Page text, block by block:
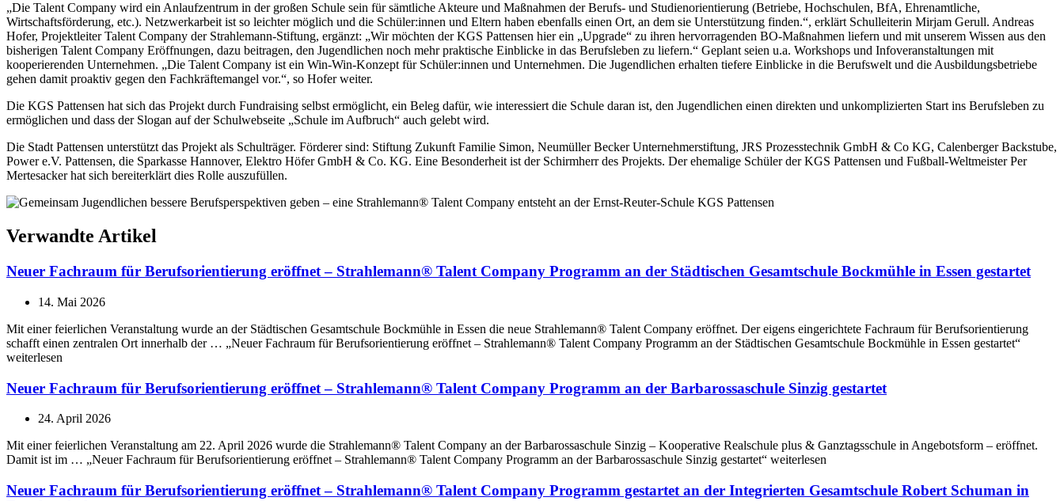
„Die Talent Company wird ein Anlaufzentrum in der großen Schule sein für sämtliche Akteure und Maßnahmen der Berufs- und Studienorientierung (Betriebe, Hochschulen, BfA, Ehrenamtliche,
Wirtschaftsförderung, etc.). Netzwerkarbeit ist so leichter möglich und die Schüler:innen und Eltern haben ebenfalls einen Ort, an dem sie Unterstützung finden.“, erklärt Schulleiterin Mirjam Gerull. Andreas
Hofer, Projektleiter Talent Company der Strahlemann-Stiftung, ergänzt: „Wir möchten der KGS Pattensen hier ein „Upgrade“ zu ihren hervorragenden BO-Maßnahmen liefern und mit unserem Wissen aus den
bisherigen Talent Company Eröffnungen, dazu beitragen, den Jugendlichen noch mehr praktische Einblicke in das Berufsleben zu liefern.“ Geplant seien u.a. Workshops und Infoveranstaltungen mit
kooperierenden Unternehmen. „Die Talent Company ist ein Win-Win-Konzept für Schüler:innen und Unternehmen. Die Jugendlichen erhalten tiefere Einblicke in die Berufswelt und die Ausbildungsbetriebe
gehen damit proaktiv gegen den Fachkräftemangel vor.“, so Hofer weiter.
Die KGS Pattensen hat sich das Projekt durch Fundraising selbst ermöglicht, ein Beleg dafür, wie interessiert die Schule daran ist, den Jugendlichen einen direkten und unkomplizierten Start ins Berufsleben zu
ermöglichen und dass der Slogan auf der Schulwebseite „Schule im Aufbruch“ auch gelebt wird.
Die Stadt Pattensen unterstützt das Projekt als Schulträger. Förderer sind: Stiftung Zukunft Familie Simon, Neumüller Becker Unternehmerstiftung, JRS Prozesstechnik GmbH & Co KG, Calenberger Backstube,
Power e.V. Pattensen, die Sparkasse Hannover, Elektro Höfer GmbH & Co. KG. Eine Besonderheit ist der Schirmherr des Projekts. Der ehemalige Schüler der KGS Pattensen und Fußball-Weltmeister Per
Mertesacker hat sich bereiterklärt dies Rolle auszufüllen.
Verwandte Artikel
Neuer Fachraum für Berufsorientierung eröffnet – Strahlemann® Talent Company Programm an der Städtischen Gesamtschule Bockmühle in Essen gestartet
14. Mai 2026
Mit einer feierlichen Veranstaltung wurde an der Städtischen Gesamtschule Bockmühle in Essen die neue Strahlemann® Talent Company eröffnet. Der eigens eingerichtete Fachraum für Berufsorientierung
schafft einen zentralen Ort innerhalb der … „Neuer Fachraum für Berufsorientierung eröffnet – Strahlemann® Talent Company Programm an der Städtischen Gesamtschule Bockmühle in Essen gestartet“
weiterlesen
Neuer Fachraum für Berufsorientierung eröffnet – Strahlemann® Talent Company Programm an der Barbarossaschule Sinzig gestartet
24. April 2026
Mit einer feierlichen Veranstaltung am 22. April 2026 wurde die Strahlemann® Talent Company an der Barbarossaschule Sinzig – Kooperative Realschule plus & Ganztagsschule in Angebotsform – eröffnet.
Damit ist im … „Neuer Fachraum für Berufsorientierung eröffnet – Strahlemann® Talent Company Programm an der Barbarossaschule Sinzig gestartet“ weiterlesen
Neuer Fachraum für Berufsorientierung eröffnet – Strahlemann® Talent Company Programm gestartet an der Integrierten Gesamtschule Robert Schuman in